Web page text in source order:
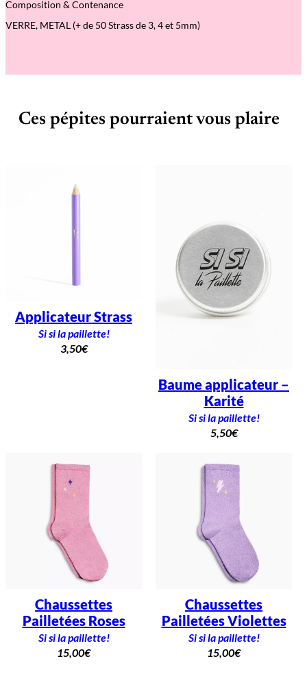
Composition & Contenance
VERRE, METAL (+ de 50 Strass de 3, 4 et 5mm)
Ces pépites pourraient vous plaire
Applicateur Strass
Si si la paillette!
3,50€
Baume applicateur –
Karité
Si si la paillette!
5,50€
Chaussettes
Pailletées Roses
Si si la paillette!
15,00€
Chaussettes
Pailletées Violettes
Si si la paillette!
15,00€